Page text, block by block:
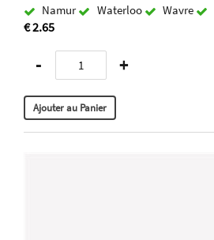
Namur
Waterloo Wavre
€ 2.65
- +